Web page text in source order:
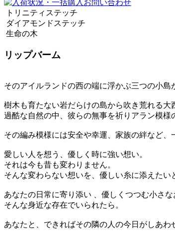
トリニティステッチ
ダイアモンドステッチ
生命の木
リップバーム
そのアイルランドの西の端に浮かぶ三つの小島
樹木も育たない岩だらけの島から吹き荒れる大
過酷な自然の中、彼らの無事を祈りアラン模様
その編み模様には安全や幸運、家族の絆など、
愛しい人を想う、優しく時に強い想い。
それは今も昔も変わりません。
そんな変わらない想いを、優しい糸に添えたい
あなたの日常に寄り添い 、優しくつつむ小さな
そんな身近な存在でいられたら。
あなたと、できればその隣の人の今日がしあわ